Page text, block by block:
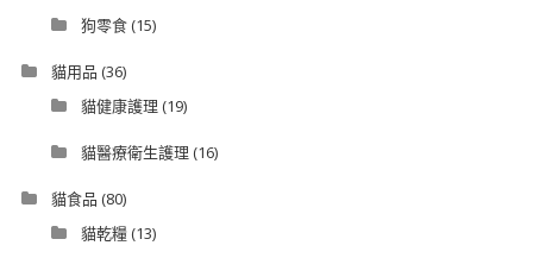
狗零食(15)
貓用品 (36)
貓健康護理 (19)
貓醫療衛生護理 (16)
貓食品 (80)
貓乾糧(13)